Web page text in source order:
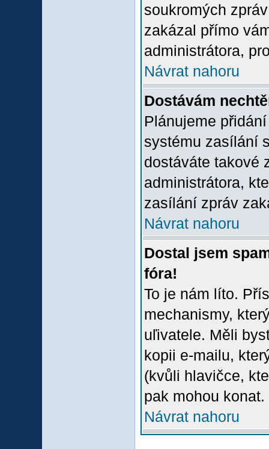
soukromých
zakázal přímo
administrátora,
Návrat nahoru
Dostávám
Plánujeme
systému zasílání
dostáváte takové
administrátora,
zasílání zpráv
Návrat nahoru
Dostal jsem
fóra!
To je nám líto.
mechanismy,
uľivatele. Měli
kopii e-mailu,
(kvůli hlavičce,
pak mohou konat.
Návrat nahoru